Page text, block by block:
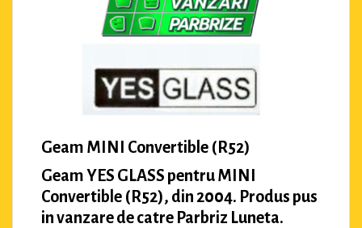
Geam MINI Convertible (R52)
Geam YES GLASS pentru MINI
Convertible (R52), din 2004. Produs pus
in vanzare de catre Parbriz Luneta.